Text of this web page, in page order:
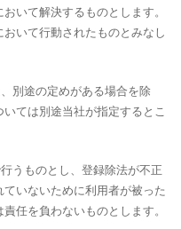
いて解決するものとします。
いて行動されたものとみなし
別途の定めがある場合を除
ては別途当社が指定するとこ
うものとし、登録除法が不正
いないために利用者が被った
任を負わないものとします。